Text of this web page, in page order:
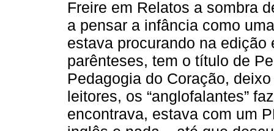
Freire em Relatos a sombra
a pensar a infância como
estava procurando na
parênteses, tem o título de
Pedagogia do Coração,
leitores, os “anglofalantes”
encontrava, estava com um